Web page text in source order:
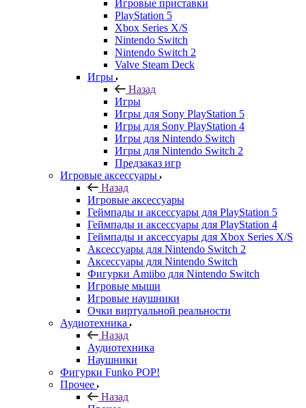
Игровые приставки
PlayStation 5
Xbox Series X/S
Nintendo Switch
Nintendo Switch 2
Valve Steam Deck
Игры
Назад
Игры
Игры для Sony PlayStation 5
Игры для Sony PlayStation 4
Игры для Nintendo Switch
Игры для Nintendo Switch 2
Предзаказ игр
Игровые аксессуары
Назад
Игровые аксессуары
Геймпады и аксессуары для PlayStation 5
Геймпады и аксессуары для PlayStation 4
Геймпады и аксессуары для Xbox Series X/S
Аксессуары для Nintendo Switch 2
Аксессуары для Nintendo Switch
Фигурки Amiibo для Nintendo Switch
Игровые мыши
Игровые наушники
Очки виртуальной реальности
Аудиотехника
Назад
Аудиотехника
Наушники
Фигурки Funko POP!
Прочее
Назад